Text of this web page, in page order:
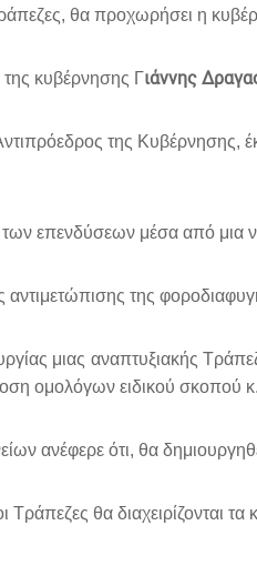
θα προχωρήσει η
κυβέρνησης Γιάννης
της Κυβέρνησης,
επενδύσεων μέσα από μια
της
μιας αναπτυξιακής
ομολόγων ειδικού σκοπού
ανέφερε ότι, θα
θα διαχειρίζονται τα